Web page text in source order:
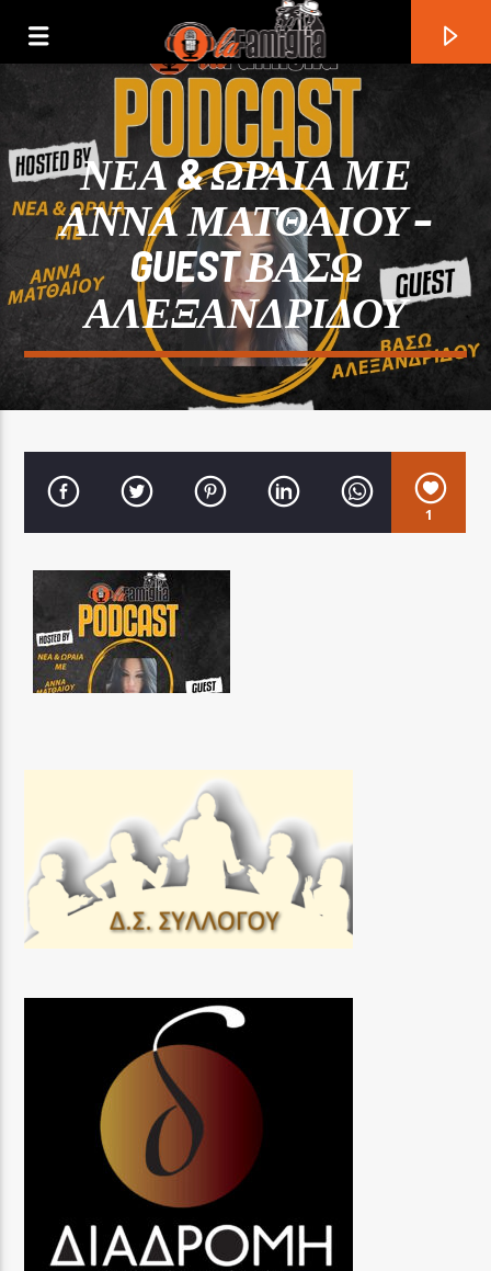
Current Track
Title
Artist
LA FAMIGLIA RADIO
ΝΕΑ & ΩΡΑΙΑ ΜΕ
ΑΝΝΑ ΜΑΤΘΑΙΟΥ –
GUEST ΒΑΣΩ
ΑΛΕΞΑΝΔΡΙΔΟΥ
1